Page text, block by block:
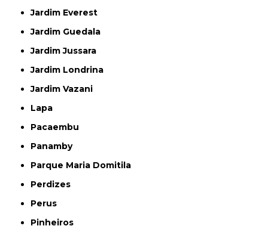
Jardim Everest
Jardim Guedala
Jardim Jussara
Jardim Londrina
Jardim Vazani
Lapa
Pacaembu
Panamby
Parque Maria Domitila
Perdizes
Perus
Pinheiros